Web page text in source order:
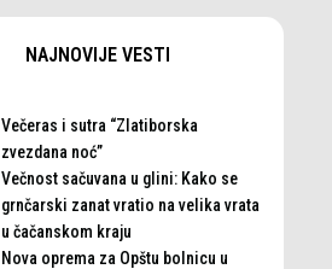
NAJNOVIJE VESTI
Večeras i sutra “Zlatiborska
zvezdana noć”
Večnost sačuvana u glini: Kako se
grnčarski zanat vratio na velika vrata
u čačanskom kraju
Nova oprema za Opštu bolnicu u